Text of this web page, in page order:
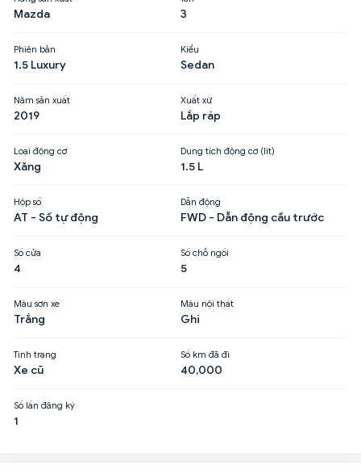
Mazda 3
Phiên bản
1.5 Luxury
Kiểu
Sedan
Năm sản xuất
2019
Xuất xứ
Lắp ráp
Loại động cơ
Xăng
Dung tích động cơ (lít)
1.5 L
Hộp số
AT - Số tự động
Dẫn động
FWD - Dẫn động cầu trước
Số cửa
4
Số chỗ ngồi
5
Màu sơn xe
Trắng
Màu nội thất
Ghi
Tình trạng
Xe cũ
Số km đã đi
40,000
Số lần đăng ký
1